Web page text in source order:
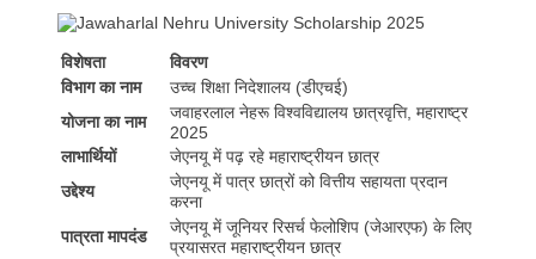
विशेषता
विवरण
विभाग का नाम
उच्च शिक्षा निदेशालय (डीएचई)
योजना का नाम
जवाहरलाल नेहरू विश्वविद्यालय छात्रवृत्ति, महाराष्ट्र
2025
लाभार्थियों
जेएनयू में पढ़ रहे महाराष्ट्रीयन छात्र
उद्देश्य
जेएनयू में पात्र छात्रों को वित्तीय सहायता प्रदान
करना
पात्रता मापदंड
जेएनयू में जूनियर रिसर्च फेलोशिप (जेआरएफ) के लिए
प्रयासरत महाराष्ट्रीयन छात्र